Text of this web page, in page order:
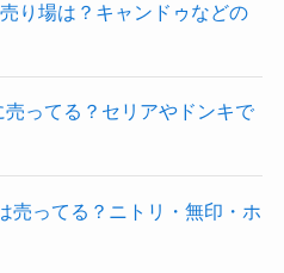
り場は？キャンドゥなどの
ってる？セリアやドンキで
売ってる？ニトリ・無印・ホ